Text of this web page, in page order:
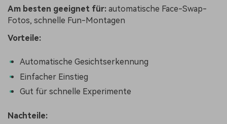
Am besten geeignet für: automatische Face-Swap-
Fotos, schnelle Fun-Montagen
Vorteile:
Automatische Gesichtserkennung
Einfacher Einstieg
Gut für schnelle Experimente
Nachteile: